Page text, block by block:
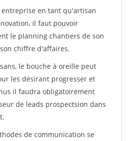
en tant qu'artisan
il faut pouvoir
le planning chantiers de son
chiffre d'affaires.
le bouche à oreille peut
les désirant progresser et
il faudra obligatoirement
de leads prospectsion dans
de communication se